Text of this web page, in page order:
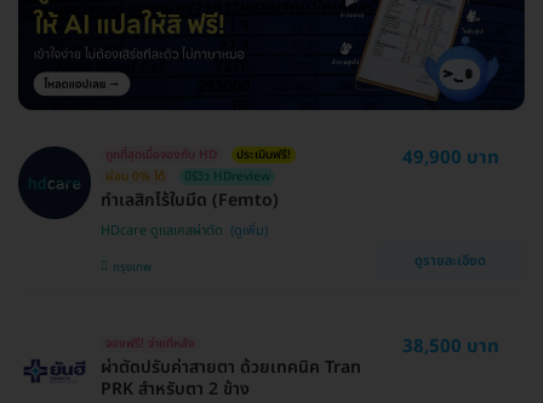
ถูกที่สุดเมื่อจองกับ HD
ประเมินฟรี!
ผ่อน 0% ได้
มีรีวิว HDreview
ทำเลสิกไร้ใบมีด (Femto)
HDcare ดูแลเคสผ่าตัด
กรุงเทพ
49,900 บาท
ดูรายละเอียด
จองฟรี! จ่ายทีหลัง
ผ่าตัดปรับค่าสายตา ด้วยเทคนิค Tran
PRK สำหรับตา 2 ข้าง
38,500 บาท